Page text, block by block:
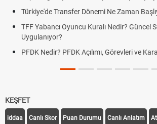
Bitiyor?
Nasıl
Futbol Nasıl Oynanır? Temel
Deplasman Golü Kuralı
DGS Sonuçları Ne Zaman
KEŞFET